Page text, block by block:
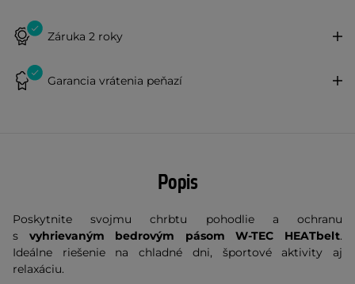
Záruka 2 roky
Garancia vrátenia peňazí
Popis
Poskytnite svojmu chrbtu pohodlie a ochranu
s vyhrievaným bedrovým pásomW-TEC HEATbelt.
Ideálne riešenie na chladné dni, športové aktivity aj
relaxáciu.